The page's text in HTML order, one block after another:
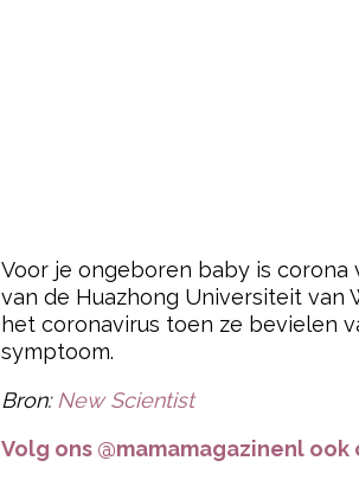
Voor je ongeboren baby is corona
van de Huazhong Universiteit van
het coronavirus toen ze bevielen
symptoom.
Bron:New Scientist
Volg ons @mamamagazinenl ook